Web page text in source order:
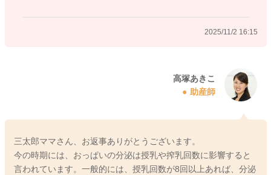
2025/11/2 16:15
高塚あきこ
助産師
三太郎ママさん、お返事ありがとうございます。
今の時期には、おっぱいの分泌は授乳や搾乳回数に影響すると
言われています。一般的には、授乳回数が8回以上あれば、分泌